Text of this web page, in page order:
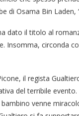
di Osama Bin Laden,
dato il titolo al
Insomma, circonda
il regista
del terribile
venne